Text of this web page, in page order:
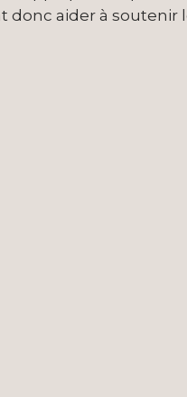
aider à soutenir